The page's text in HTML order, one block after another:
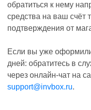
обратиться к нему
средства на ваш счёт
подтверждения от
Если вы уже
дней: обратитесь в
через онлайн-чат на
support@invbox.ru.